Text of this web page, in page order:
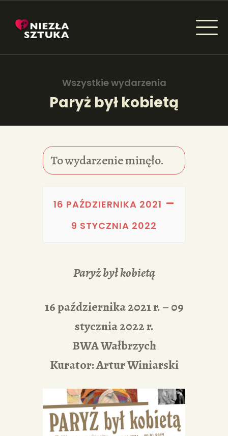
Wszystkie wydarzenia
Paryż był kobietą
NIEZŁA SZTUKA - NEWSY
AKTUALNOŚCI
WYDARZENIA
ARTYKUŁY
KSIĄŻKI
PORTFOLIA
To wydarzenie minęło.
16 PAŹDZIERNIKA 2021 –
9 STYCZNIA 2022
Paryż był kobietą
16 października 2021 r. – 09
stycznia 2022 r.
BWA Wałbrzych
Kurator: Artur Winiarski